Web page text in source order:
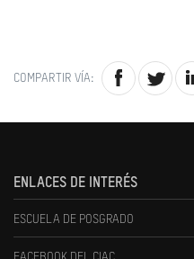
COMPARTIR VÍA:
ENLACES DE INTERÉS
ESCUELA DE POSGRADO